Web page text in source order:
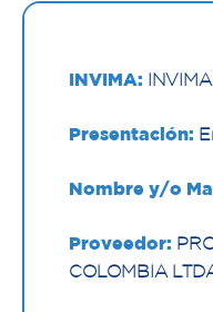
INVIMA:
Presentación:
Nombre y/o
Proveedor:
COLOMBIA